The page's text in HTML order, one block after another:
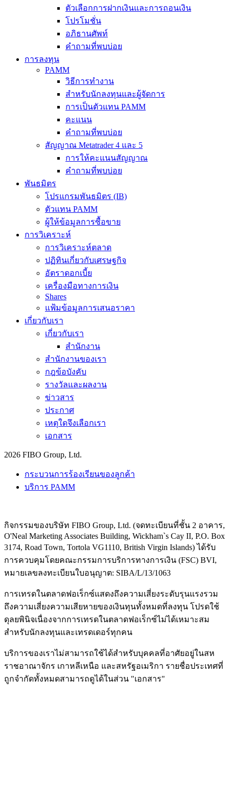
ตัวเลือกการฝากเงินและการถอนเงิน
โปรโมชั่น
อภิธานศัพท์
คำถามที่พบบ่อย
การลงทุน
PAMM
วิธีการทำงาน
สำหรับนักลงทุนและผู้จัดการ
การเป็นตัวแทน PAMM
คะแนน
คำถามที่พบบ่อย
สัญญาณ Metatrader 4 และ 5
การให้คะแนนสัญญาณ
คำถามที่พบบ่อย
พันธมิตร
โปรแกรมพันธมิตร (IB)
ตัวแทน PAMM
ผู้ให้ข้อมูลการซื้อขาย
การวิเคราะห์
การวิเคราะห์ตลาด
ปฏิทินเกี่ยวกับเศรษฐกิจ
อัตราดอกเบี้ย
เครื่องมือทางการเงิน
Shares
แฟ้มข้อมูลการเสนอราคา
เกี่ยวกับเรา
เกี่ยวกับเรา
สำนักงาน
สำนักงานของเรา
กฎข้อบังคับ
รางวัลและผลงาน
ข่าวสาร
ประกาศ
เหตุใดจึงเลือกเรา
เอกสาร
2026 FIBO Group, Ltd.
กระบวนการร้องเรียนของลูกค้า
บริการ PAMM
กิจกรรมของบริษัท FIBO Group, Ltd. (จดทะเบียนที่ชั้น 2 อาคาร,
O'Neal Marketing Associates Building, Wickham`s Cay II, P.O. Box
3174, Road Town, Tortola VG1110, British Virgin Islands) ได้รับ
การควบคุมโดยคณะกรรมการบริการทางการเงิน (FSC) BVI,
หมายเลขลงทะเบียนใบอนุญาต: SIBA/L/13/1063
การเทรดในตลาดฟอเร็กซ์แสดงถึงความเสี่ยงระดับรุนแรงรวม
ถึงความเสี่ยงความเสียหายของเงินทุนทั้งหมดที่ลงทุน โปรดใช้
ดุลยพินิจเนื่องจากการเทรดในตลาดฟอเร็กซ์ไม่ได้เหมาะสม
สำหรับนักลงทุนและเทรดเดอร์ทุกคน
บริการของเราไม่สามารถใช้ได้สำหรับบุคคลที่อาศัยอยู่ในสห
ราชอาณาจักร เกาหลีเหนือ และสหรัฐอเมริกา รายชื่อประเทศที่
ถูกจำกัดทั้งหมดสามารถดูได้ในส่วน "เอกสาร"